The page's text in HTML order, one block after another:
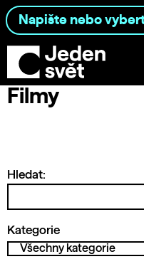
Filmy
Hledat:
Kategorie